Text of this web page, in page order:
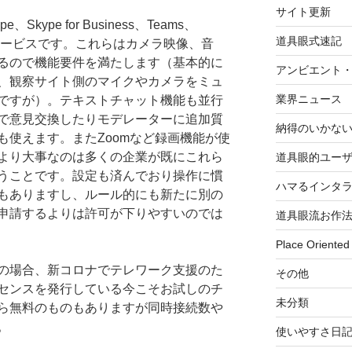
、Skype for Business、Teams、
ビスです。これらはカメラ映像、音
ので機能要件を満たします（基本的に
観察サイト側のマイクやカメラをミュ
すが）。テキストチャット機能も並行
意見交換したりモデレーターに追加質
使えます。またZoomなど録画機能が使
り大事なのは多くの企業が既にこれら
ことです。設定も済んでおり操作に慣
ありますし、ルール的にも新たに別の
請するよりは許可が下りやすいのでは
場合、新コロナでテレワーク支援のた
ンスを発行している今こそお試しのチ
無料のものもありますが同時接続数や
サイト更新
道具眼式速記
アンビエント
業界ニュース
納得のいかな
道具眼的ユー
ハマるインタ
道具眼流お作法
Place
その他
未分類
使いやすさ日